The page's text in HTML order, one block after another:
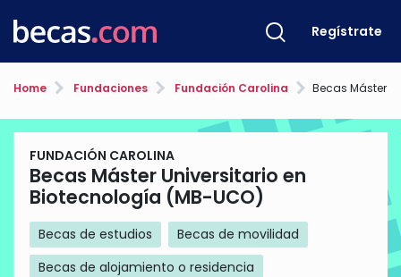
Regístrate
Home Fundaciones Fundación Carolina Becas Máster
FUNDACIÓN CAROLINA
Becas Máster Universitario en
Biotecnología (MB-UCO)
Becas de estudios
Becas de movilidad
Becas de alojamiento o residencia